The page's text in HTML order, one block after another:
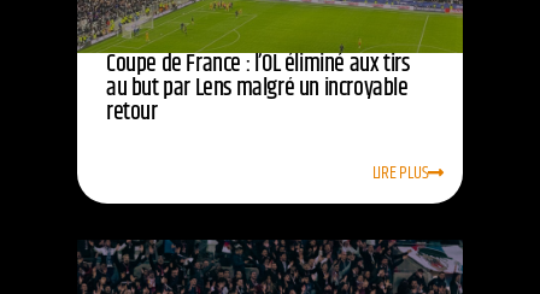
Coupe de France : l’OL éliminé aux tirs
au but par Lens malgré un incroyable
retour
LIRE PLUS